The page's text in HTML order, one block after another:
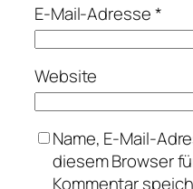
E-Mail-Adresse*
Website
Name, E-Mail-
diesem Browser
Kommentar